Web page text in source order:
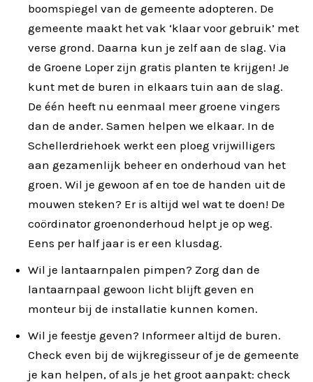
boomspiegel van de gemeente adopteren. De
gemeente maakt het vak ‘klaar voor gebruik’ met
verse grond. Daarna kun je zelf aan de slag. Via
de Groene Loper zijn gratis planten te krijgen! Je
kunt met de buren in elkaars tuin aan de slag.
De één heeft nu eenmaal meer groene vingers
dan de ander. Samen helpen we elkaar. In de
Schellerdriehoek werkt een ploeg vrijwilligers
aan gezamenlijk beheer en onderhoud van het
groen. Wil je gewoon af en toe de handen uit de
mouwen steken? Er is altijd wel wat te doen! De
coördinator groenonderhoud helpt je op weg.
Eens per half jaar is er een klusdag.
Wil je lantaarnpalen pimpen? Zorg dan de
lantaarnpaal gewoon licht blijft geven en
monteur bij de installatie kunnen komen.
Wil je feestje geven? Informeer altijd de buren.
Check even bij de wijkregisseur of je de gemeente
je kan helpen, of als je het groot aanpakt: check